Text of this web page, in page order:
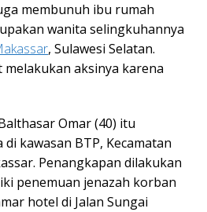
membunuh ibu rumah
wanita selingkuhannya
, Sulawesi Selatan.
aksinya karena
Omar (40) itu
kawasan BTP, Kecamatan
Penangkapan dilakukan
penemuan jenazah korban
hotel di Jalan Sungai